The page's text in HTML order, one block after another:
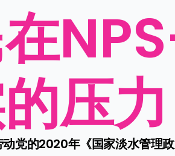
压力
党的2020年《国家淡水管理